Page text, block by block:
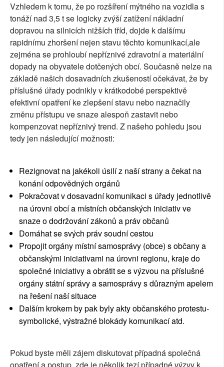
Vzhledem k tomu, že po rozšíření mýtného na vozidla s
tonáží nad 3,5 t se logicky zvýší zatížení nákladní
dopravou na silnicích nižších tříd, dojde k dalšímu
rapidnímu zhoršení nejen stavu těchto komunikací,ale
zejména se prohloubí nepříznivé zdravotní a materiální
dopady na obyvatele dotčených obcí. Současně nelze na
základě našich dosavadních zkušeností očekávat, že by
příslušné úřady podnikly v krátkodobé perspektivě
efektivní opatření ke zlepšení stavu nebo naznačily
změnu přístupu ve snaze alespoň zastavit nebo
kompenzovat nepříznivý trend. Z našeho pohledu jsou
tedy jen následující možnosti:
Rezignovat na jakékoli úsilí z naší strany a čekat na
konání odpovědných orgánů
Pokračovat v dosavadní komunikaci s úřady jednotlivě
na úrovni obcí a místních občanských iniciativ ve
snaze o dodržování zákonů a práv občanů
Domáhat se svých práv soudní cestou
Propojit orgány místní samosprávy (obce) s občany a
občanskými iniciativami na úrovni regionu, kraje do
společné iniciativy a obrátit se s výzvou na příslušné
orgány státní správy a samosprávy s důrazným apelem
na řešení naší situace
Dalším krokem by pak byly akty občanského protestu-
symbolické, výstražné blokády komunikací atd.
Pokud byste měli zájem diskutovat případná společná